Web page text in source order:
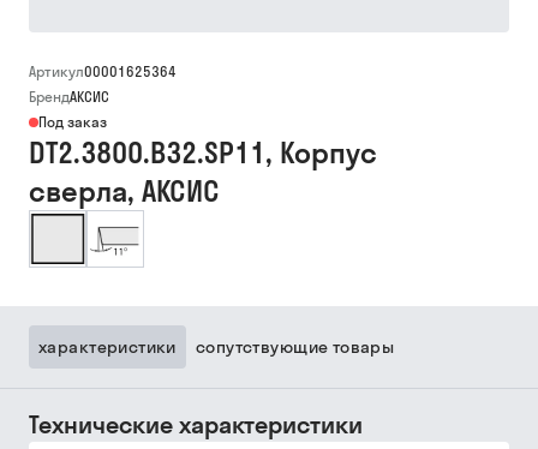
Артикул00001625364
БрендАКСИС
Под заказ
DT2.3800.B32.SP11, Корпус
сверла, АКСИС
характеристики сопутствующие товары
Технические характеристики